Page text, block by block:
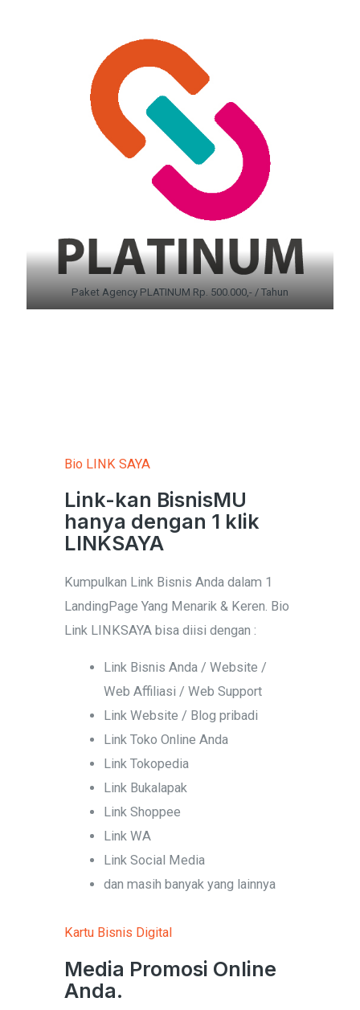
Paket Agency PLATINUM Rp. 500.000,- / Tahun
Bio LINK SAYA
Link-kan BisnisMU
hanya dengan 1 klik
LINKSAYA
Kumpulkan Link Bisnis Anda dalam 1
LandingPage Yang Menarik & Keren. Bio
Link LINKSAYA bisa diisi dengan :
Link Bisnis Anda / Website /
Web Affiliasi / Web Support
Link Website / Blog pribadi
Link Toko Online Anda
Link Tokopedia
Link Bukalapak
Link Shoppee
Link WA
Link Social Media
dan masih banyak yang lainnya
Kartu Bisnis Digital
Media Promosi Online
Anda.